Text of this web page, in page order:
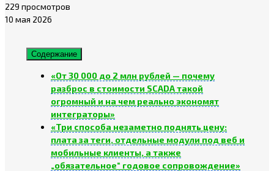
229 просмотров
10 мая 2026
Содержание
«От 30 000 до 2 млн рублей — почему
разброс в стоимости SCADA такой
огромный и на чем реально экономят
интеграторы»
«Три способа незаметно поднять цену:
плата за теги, отдельные модули под веб и
мобильные клиенты, а также
„обязательное“ годовое сопровождение»